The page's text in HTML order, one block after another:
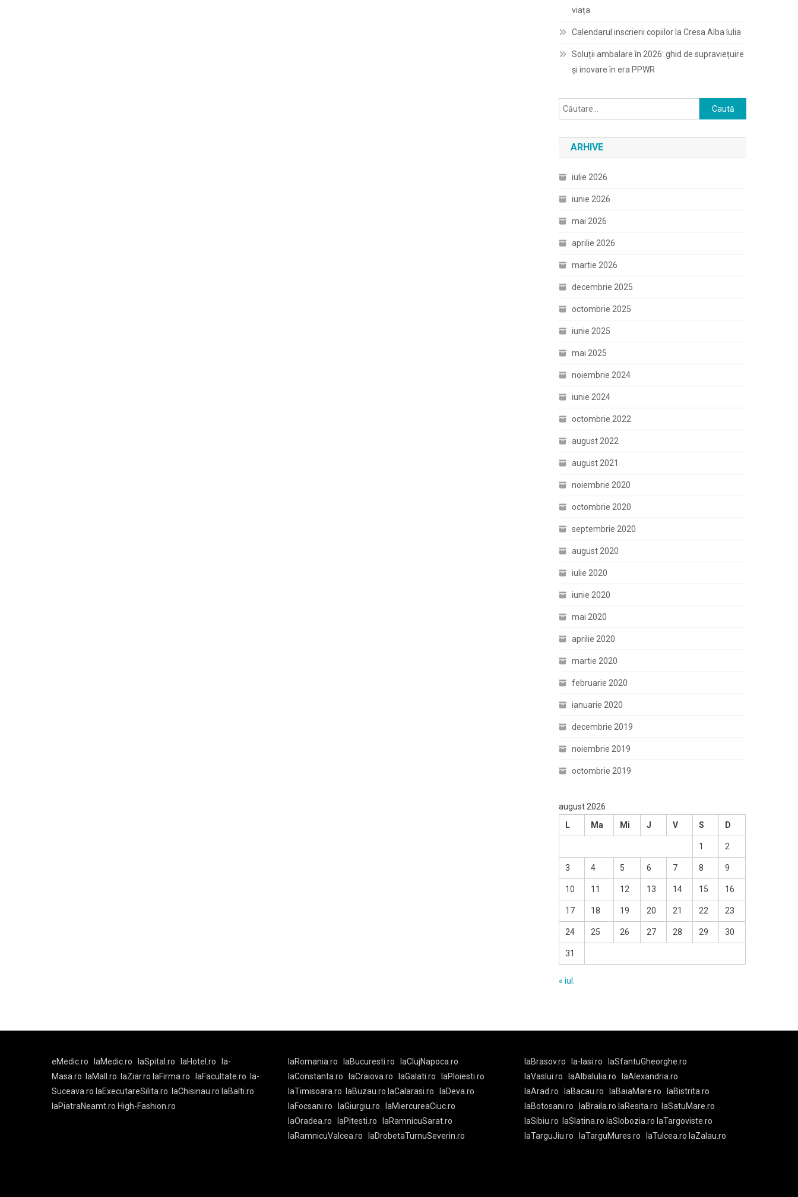
viața
Calendarul inscrierii copiilor la Cresa Alba Iulia
Soluții ambalare în 2026: ghid de supraviețuire
și inovare în era PPWR
Caută
după:
ARHIVE
iulie 2026
iunie 2026
mai 2026
aprilie 2026
martie 2026
decembrie 2025
octombrie 2025
iunie 2025
mai 2025
noiembrie 2024
iunie 2024
octombrie 2022
august 2022
august 2021
noiembrie 2020
octombrie 2020
septembrie 2020
august 2020
iulie 2020
iunie 2020
mai 2020
aprilie 2020
martie 2020
februarie 2020
ianuarie 2020
decembrie 2019
noiembrie 2019
octombrie 2019
august 2026
L
Ma Mi J V S D
1 2
3 4 5 6 7 8 9
10 11 12 13 14 15 16
17 18 19 20 21 22 23
24 25 26 27 28 29 30
31
« iul.
eMedic.ro laMedic.ro laSpital.ro laHotel.ro
la-
Masa.ro
laMall.ro laZiar.ro laFirma.ro laFacultate.ro
la-
Suceava.ro laExecutareSilita.ro laChisinau.ro laBalti.ro
laPiatraNeamt.ro High-Fashion.ro
laRomania.ro laBucuresti.ro
laClujNapoca.ro
laConstanta.ro
laCraiova.ro laGalati.ro
laPloiesti.ro
laTimisoara.ro
laBuzau.ro laCalarasi.ro
laDeva.ro
laFocsani.ro
laGiurgiu.ro
laMiercureaCiuc.ro
laOradea.ro
laPitesti.ro
laRamnicuSarat.ro
laRamnicuValcea.ro
laDrobetaTurnuSeverin.ro
laBrasov.ro la-Iasi.ro
laSfantuGheorghe.ro
laVaslui.ro
laAlbaIulia.ro
laAlexandria.ro
laArad.ro
laBacau.ro laBaiaMare.ro
laBistrita.ro
laBotosani.ro
laBraila.ro laResita.ro
laSatuMare.ro
laSibiu.ro
laSlatina.ro laSlobozia.ro laTargoviste.ro
laTarguJiu.ro
laTarguMures.ro laTulcea.ro laZalau.ro